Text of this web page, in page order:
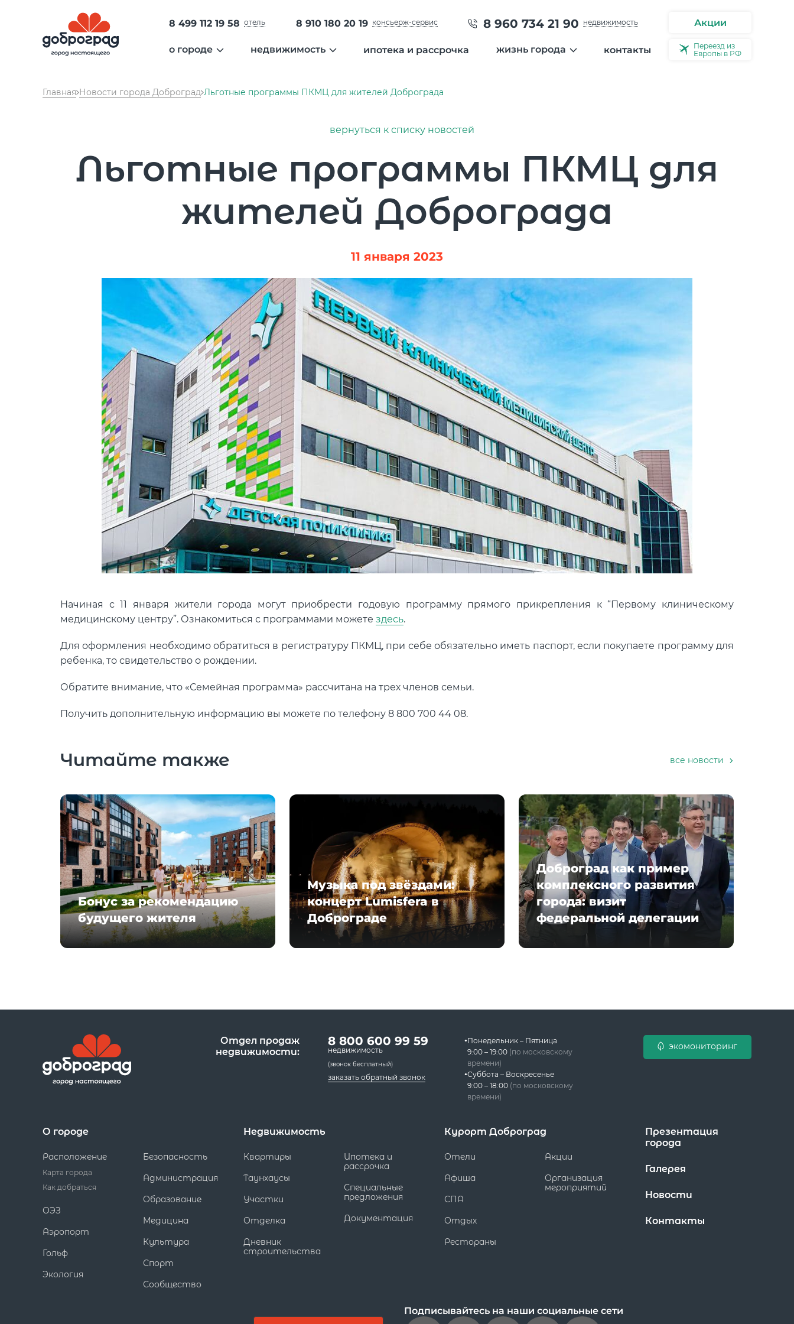
8 499 112 19 58 отель 8 910 180 20 19 консьерж-сервис 8 960 734 21 90 недвижимость Акции
о городе
администрация города
экология
сообщество
спорт
особая экономическая зона
недвижимость
таунхаусы
дневник строительства
ипотека и рассрочка жизнь города контакты
Переезд из
Европы в РФ
Главная Новости города Доброград Льготные программы ПКМЦ для жителей Доброграда
вернуться к списку новостей
Льготные программы ПКМЦ для
жителей Доброграда
11 января 2023
Начиная с 11 января жители города могут приобрести годовую программу прямого прикрепления к “Первому клиническому
медицинскому центру”. Ознакомиться с программами можете здесь.
Для оформления необходимо обратиться в регистратуру ПКМЦ, при себе обязательно иметь паспорт, если покупаете программу для
ребенка, то свидетельство о рождении.
Обратите внимание, что «Семейная программа» рассчитана на трех членов семьи.
Получить дополнительную информацию вы можете по телефону 8 800 700 44 08.
Читайте также все новости
Бонус за рекомендацию
будущего жителя
Музыка под звёздами:
концерт Lumisfera в
Доброграде
Доброград как пример
комплексного развития
города: визит
федеральной делегации
Отдел продаж
недвижимости:
8 800 600 99 59
недвижимость
(звонок бесплатный)
заказать обратный звонок
Понедельник – Пятница
9:00 – 19:00 (по московскому
времени)
Суббота – Воскресенье
9:00 – 18:00 (по московскому
времени)
экомониторинг
О городе
Расположение
Карта города
Как добраться
ОЭЗ
Аэропорт
Гольф
Экология
Безопасность
Администрация
Образование
Медицина
Культура
Спорт
Сообщество
Недвижимость
Квартиры
Таунхаусы
Участки
Отделка
Дневник
строительства
Ипотека и
рассрочка
Специальные
предложения
Документация
Курорт Доброград
Отели
Афиша
СПА
Отдых
Рестораны
Акции
Организация
мероприятий
Презентация
города
Галерея
Новости
Контакты
Подписывайтесь на наши социальные сети
8 800 600 01 49
8 910 180 20 19
Температура
21 °C
Давление
751 мм рт. ст
? Концентрация ЛОС 0.005 мм3/м3
? Концентрация CO2 334 ppm
? Концентрация CO 15 ppm
В пределах нормы За пределами нормы